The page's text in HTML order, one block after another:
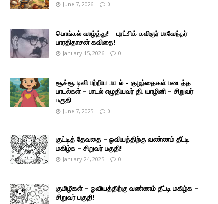
June 7, 2026 0
பொங்கல் வாழ்த்து! – புரட்சிக் கவிஞர் பாவேந்தர்
பாரதிதாசன் கவிதை!
January 15, 2026 0
சூச்சூ டிவி பற்றிய பாடல் – குழந்தைகள் படைத்த
பாடல்கள் – பாடல் எழுதியவர் தி. யாழினி – சிறுவர்
பகுதி
June 7, 2025 0
குட்டித் தேவதை – ஓவியத்திற்கு வண்ணம் தீட்டி
மகிழ்க – சிறுவர் பகுதி!
January 24, 2025 0
குமிழிகள் – ஓவியத்திற்கு வண்ணம் தீட்டி மகிழ்க –
சிறுவர் பகுதி!